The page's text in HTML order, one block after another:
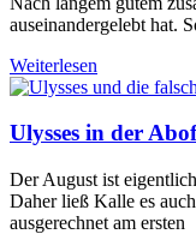
auseinandergelebt hat.
Weiterlesen
Ulysses in der
Der August ist
Daher ließ Kalle es
ausgerechnet am ersten